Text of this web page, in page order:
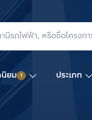
ยม 1 ประเภท
ทียบ